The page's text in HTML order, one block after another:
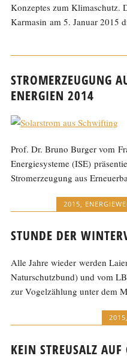
Konzeptes zum Klimaschutz.
Karmasin am 5. Januar 2015
STROMERZEUGUNG
ENERGIEN 2014
Prof. Dr. Bruno Burger vom
Energiesysteme (ISE)
Stromerzeugung aus
2015
STUNDE DER
Alle Jahre wieder werden
Naturschutzbund) und vom
zur Vogelzählung unter dem
2015,
KEIN STREUSALZ AUF